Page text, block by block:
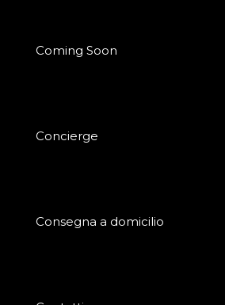
Coming Soon
Concierge
Consegna a domicilio